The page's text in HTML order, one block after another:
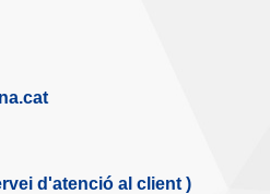
d'atenció al client )